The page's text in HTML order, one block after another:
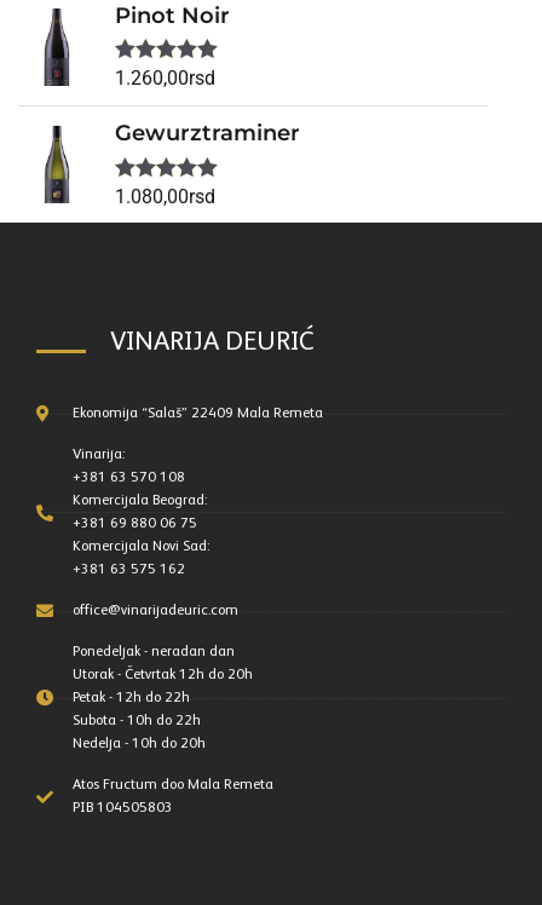
Pinot Noir
Ocenjeno
1.260,00rsd
Gewurztraminer
Ocenjeno
1.080,00rsd
VINARIJA DEURIĆ
Ekonomija “Salaš” 22409 Mala Remeta
Vinarija:
+381 63 570 108
Komercijala Beograd:
+381 69 880 06 75
Komercijala Novi Sad:
+381 63 575 162
office@vinarijadeuric.com
Ponedeljak - neradan dan
Utorak - Četvrtak 12h do 20h
Petak - 12h do 22h
Subota - 10h do 22h
Nedelja - 10h do 20h
Atos Fructum doo Mala Remeta
PIB 104505803